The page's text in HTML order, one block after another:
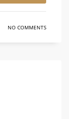
NO COMMENTS